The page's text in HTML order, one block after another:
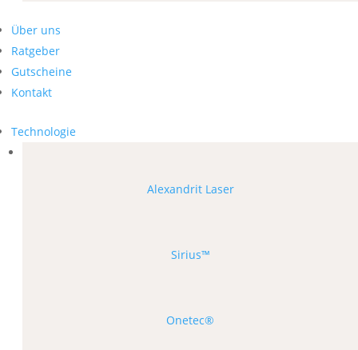
Über uns
Ratgeber
Gutscheine
Kontakt
Technologie
Alexandrit Laser
Sirius™
Onetec®